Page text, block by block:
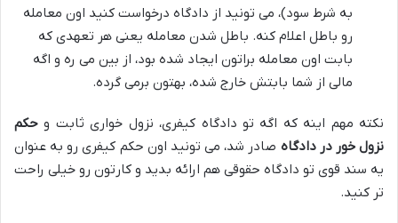
به شرط سود)، می تونید از دادگاه درخواست کنید اون معامله
رو باطل اعلام کنه. باطل شدن معامله یعنی هر تعهدی که
بابت اون معامله براتون ایجاد شده بود، از بین می ره و اگه
مالی از شما بابتش خارج شده، بهتون برمی گرده.
نکته مهم اینه که اگه تو دادگاه کیفری، نزول خواری ثابت و حکم
نزول خور در دادگاه صادر شد، می تونید اون حکم کیفری رو به عنوان
یه سند قوی تو دادگاه حقوقی هم ارائه بدید و کارتون رو خیلی راحت
تر کنید.